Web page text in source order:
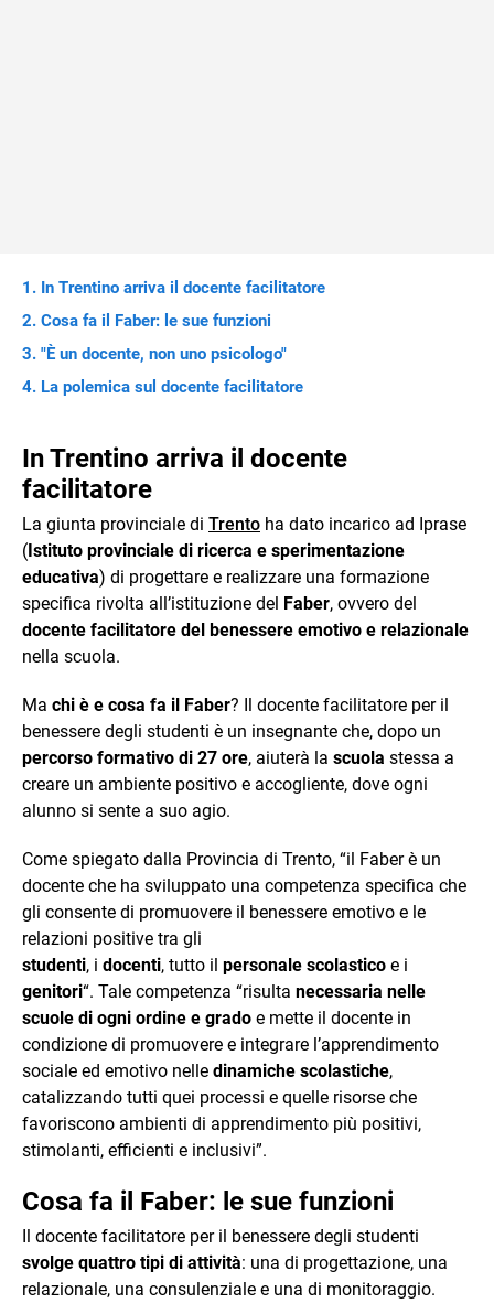
In Trentino arriva il docente facilitatore
Cosa fa il Faber: le sue funzioni
"È un docente, non uno psicologo"
La polemica sul docente facilitatore
In Trentino arriva il docente
facilitatore
La giunta provinciale di Trento ha dato incarico ad Iprase
(Istituto provinciale di ricerca e sperimentazione
educativa) di progettare e realizzare una formazione
specifica rivolta all’istituzione del Faber, ovvero del
docente facilitatore del benessere emotivo e relazionale
nella scuola.
Ma chi è e cosa fa il Faber? Il docente facilitatore per il
benessere degli studenti è un insegnante che, dopo un
percorso formativo di 27 ore, aiuterà la scuola stessa a
creare un ambiente positivo e accogliente, dove ogni
alunno si sente a suo agio.
Come spiegato dalla Provincia di Trento, “il Faber è un
docente che ha sviluppato una competenza specifica che
gli consente di promuovere il benessere emotivo e le
relazioni positive tra gli
studenti, i docenti, tutto il personale scolastico e i
genitori“. Tale competenza “risulta necessaria nelle
scuole di ogni ordine e grado e mette il docente in
condizione di promuovere e integrare l’apprendimento
sociale ed emotivo nelle dinamiche scolastiche,
catalizzando tutti quei processi e quelle risorse che
favoriscono ambienti di apprendimento più positivi,
stimolanti, efficienti e inclusivi”.
Cosa fa il Faber: le sue funzioni
Il docente facilitatore per il benessere degli studenti
svolge quattro tipi di attività: una di progettazione, una
relazionale, una consulenziale e una di monitoraggio.